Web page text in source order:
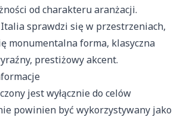
od charakteru aranżacji.
sprawdzi się w przestrzeniach,
monumentalna forma, klasyczna
prestiżowy akcent.
jest wyłącznie do celów
powinien być wykorzystywany jako